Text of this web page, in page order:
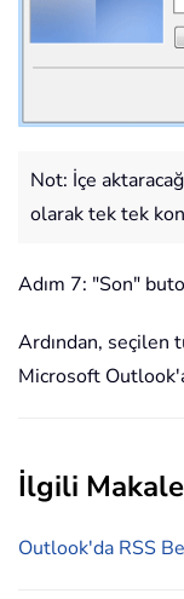
Not: İçe
olarak tek tek
Adım 7: "Son"
Ardından, seçilen
Microsoft
İlgili Makale
Outlook'da RSS